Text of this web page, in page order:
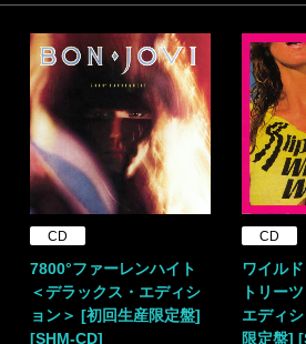
CD
7800°ファーレンハイト
＜デラックス・エディシ
ョン＞ [初回生産限定盤]
[SHM-CD]
CD
ワイル
トリー
エディ
限定盤]